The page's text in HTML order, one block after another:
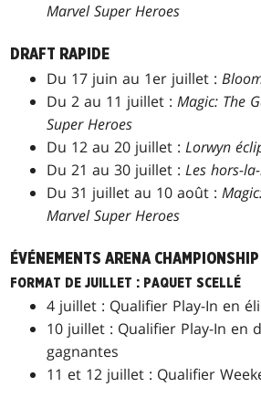
Marvel Super Heroes
DRAFT RAPIDE
Du 17 juin au 1er juillet :
Du 2 au 11 juillet :Magic: The
Super Heroes
Du 12 au 20 juillet :Lorwyn
Du 21 au 30 juillet :Les hors-
Du 31 juillet au 10 août :
Marvel Super Heroes
ÉVÉNEMENTS ARENA
FORMAT DE JUILLET : PAQUET SCELLÉ
4 juillet : Qualifier Play-In en
10 juillet : Qualifier Play-In en
gagnantes
11 et 12 juillet : Qualifier